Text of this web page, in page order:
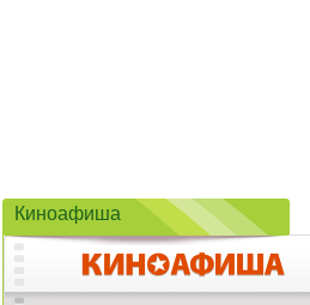
Киноафиша